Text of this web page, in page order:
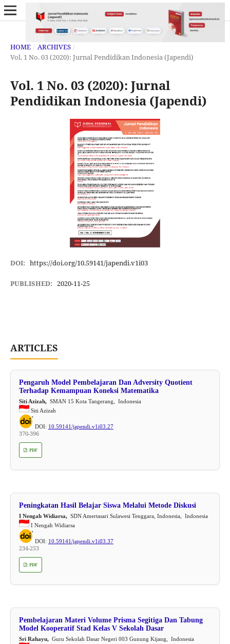
HOME / ARCHIVES /
Vol. 1 No. 03 (2020): Jurnal Pendidikan Indonesia (Japendi)
Vol. 1 No. 03 (2020): Jurnal
Pendidikan Indonesia (Japendi)
DOI: https://doi.org/10.59141/japendi.v1i03
PUBLISHED: 2020-11-25
ARTICLES
Pengaruh Model Pembelajaran Dan Adversity Quotient
Terhadap Kemampuan Koneksi Matematika
Siti Azizah,SMAN 15 Kota Tangerang, Indonesia
Siti Azizah
DOI: 10.59141/japendi.v1i03.27
370-396
PDF
Peningkatan Hasil Belajar Siswa Melalui Metode Diskusi
I Nengah Widiarsa,SDN Amertasari Sulawesi Tenggara, Indonesia, Indonesia
I Nengah Widiarsa
DOI: 10.59141/japendi.v1i03.37
234-253
PDF
Pembelajaran Materi Volume Prisma Segitiga Dan Tabung
Model Kooperatif Stad Kelas V Sekolah Dasar
Sri Rahayu,Guru Sekolah Dasar Negeri 003 Gunung Kijang, Indonesia